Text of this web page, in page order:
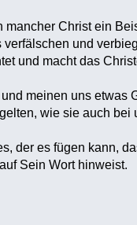
Christ ein
und
und macht das
meinen uns etwas
wie sie auch bei
der es fügen kann,
Sein Wort hinweist.